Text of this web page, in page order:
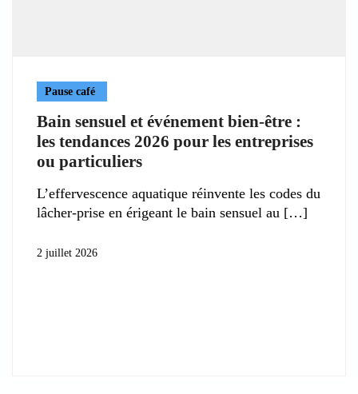
Pause café
Bain sensuel et événement bien-être :
les tendances 2026 pour les entreprises
ou particuliers
L’effervescence aquatique réinvente les codes du
lâcher-prise en érigeant le bain sensuel au
2 juillet 2026